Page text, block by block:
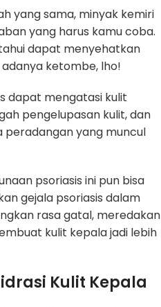
yang sama, minyak kemiri
yang harus kamu coba.
dapat menyehatkan
ketombe, lho!
dapat mengatasi kulit
pengelupasan kulit, dan
yang muncul
psoriasis ini pun bisa
gejala psoriasis dalam
rasa gatal, meredakan
kulit kepala jadi lebih
Kulit Kepala